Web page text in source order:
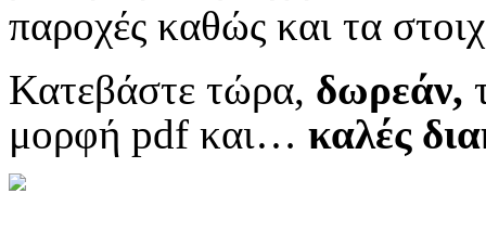
παροχές καθώς και τα
Κατεβάστε τώρα, δωρεάν,
μορφή pdf και… καλές